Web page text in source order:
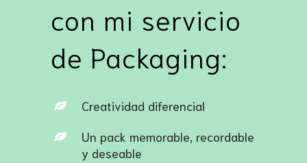
con mi servicio
de Packaging:
Creatividad diferencial
Un pack memorable, recordable
y deseable